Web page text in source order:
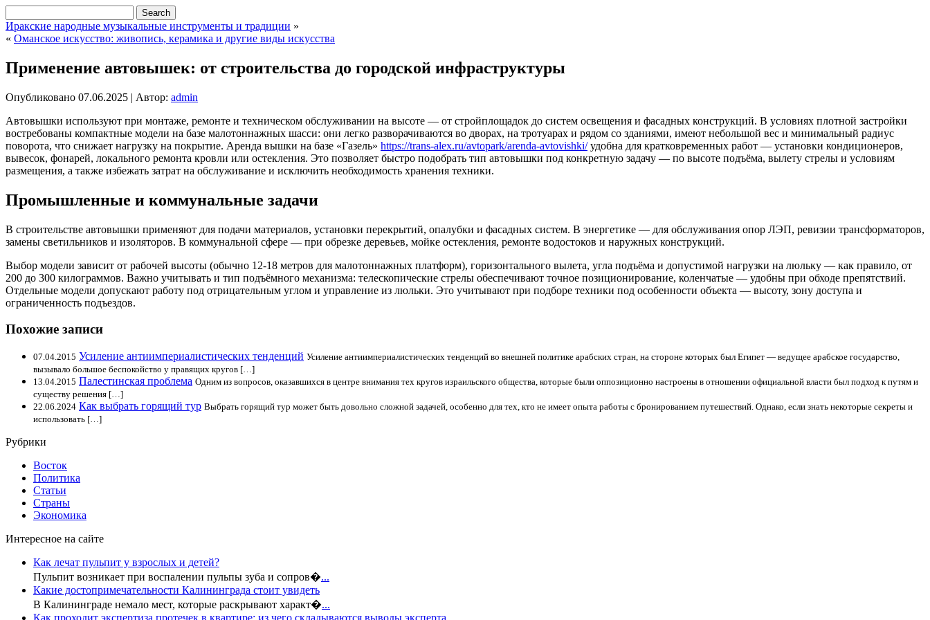
Иракские народные музыкальные инструменты и традиции »
« Оманское искусство: живопись, керамика и другие виды искусства
Применение автовышек: от строительства до городской инфраструктуры
Опубликовано 07.06.2025 | Автор: admin
Автовышки используют при монтаже, ремонте и техническом обслуживании на высоте — от стройплощадок до систем освещения и фасадных конструкций. В условиях плотной застройки
востребованы компактные модели на базе малотоннажных шасси: они легко разворачиваются во дворах, на тротуарах и рядом со зданиями, имеют небольшой вес и минимальный радиус
поворота, что снижает нагрузку на покрытие. Аренда вышки на базе «Газель» https://trans-alex.ru/avtopark/arenda-avtovishki/удобна для кратковременных работ — установки кондиционеров,
вывесок, фонарей, локального ремонта кровли или остекления. Это позволяет быстро подобрать тип автовышки под конкретную задачу — по высоте подъёма, вылету стрелы и условиям
размещения, а также избежать затрат на обслуживание и исключить необходимость хранения техники.
Промышленные и коммунальные задачи
В строительстве автовышки применяют для подачи материалов, установки перекрытий, опалубки и фасадных систем. В энергетике — для обслуживания опор ЛЭП, ревизии трансформаторов,
замены светильников и изоляторов. В коммунальной сфере — при обрезке деревьев, мойке остекления, ремонте водостоков и наружных конструкций.
Выбор модели зависит от рабочей высоты (обычно 12-18 метров для малотоннажных платформ), горизонтального вылета, угла подъёма и допустимой нагрузки на люльку — как правило, от
200 до 300 килограммов. Важно учитывать и тип подъёмного механизма: телескопические стрелы обеспечивают точное позиционирование, коленчатые — удобны при обходе препятствий.
Отдельные модели допускают работу под отрицательным углом и управление из люльки. Это учитывают при подборе техники под особенности объекта — высоту, зону доступа и
ограниченность подъездов.
Похожие записи
07.04.2015 Усиление антиимпериалистических тенденций Усиление антиимпериалистических тенденций во внешней политике арабских стран, на стороне которых был Египет — ведущее арабское государство,
вызывало большое беспокойство у правящих кругов […]
13.04.2015 Палестинская проблема Одним из вопросов, оказавшихся в центре внимания тех кругов израильского общества, которые были оппозиционно настроены в отношении официальной власти был подход к путям и
существу решения […]
22.06.2024 Как выбрать горящий тур Выбрать горящий тур может быть довольно сложной задачей, особенно для тех, кто не имеет опыта работы с бронированием путешествий. Однако, если знать некоторые секреты и
использовать […]
Рубрики
Восток
Политика
Статьи
Страны
Экономика
Интересное на сайте
Как лечат пульпит у взрослых и детей?
Пульпит возникает при воспалении пульпы зуба и сопров�...
Какие достопримечательности Калининграда стоит увидеть
В Калининграде немало мест, которые раскрывают характ�...
Как проходит экспертиза протечек в квартире: из чего складываются выводы эксперта